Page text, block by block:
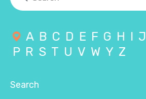
A B C D E F G H I J
P R S T U V W Y Z
Search